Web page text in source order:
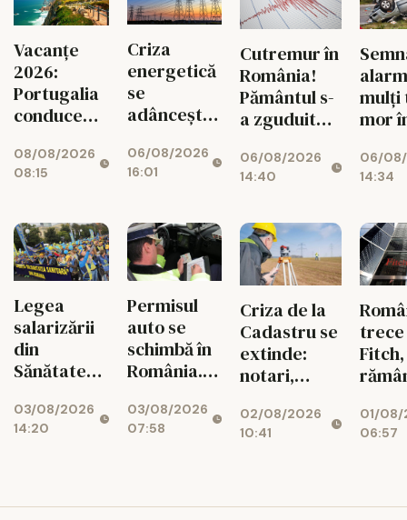
Vacanțe
2026:
Portugalia
conduce
08/08/2026
08:15
Criza
energetică
se
adâncește.
mari pot
rămâne
energie în
orele de
vârf
06/08/2026
16:01
Cutremur în
România!
Pământul s-
a zguduit
zona
seismică
06/08/2026
14:40
mulți
mor
și a
06/
14:34
Legea
salarizării
din
Sănătate
un nou
conflict.
proteste
03/08/2026
14:20
Permisul
auto se
schimbă în
România.
noi îi
așteaptă
intra în
03/08/2026
07:58
Criza de la
Cadastru se
extinde:
notari,
și bănci,
afectați de
02/08/2026
10:41
01/08/
06:57